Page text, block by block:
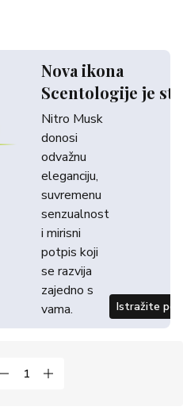
Nova ikona
Scentologije je
Nitro Musk
donosi
odvažnu
eleganciju,
suvremenu
senzualnost
i mirisni
potpis koji
se razvija
zajedno s
vama.
Istražite